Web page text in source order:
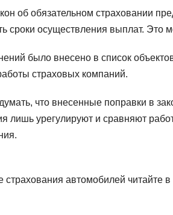
об обязательном страховании
сроки осуществления выплат. Это
было внесено в список
страховых компаний.
что внесенные поправки в
лишь урегулируют и сравняют
страхования автомобилей читайте